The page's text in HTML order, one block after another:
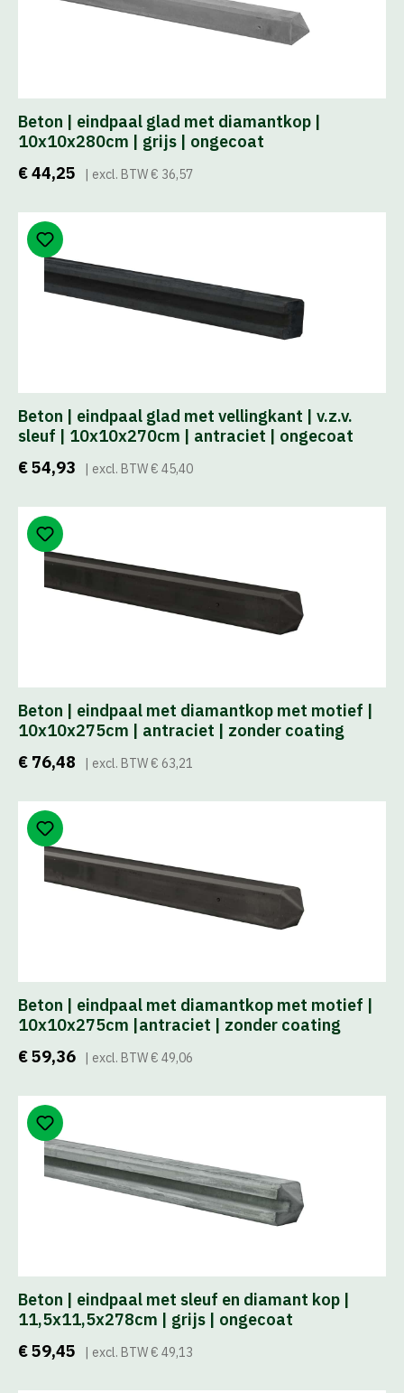
Beton | eindpaal glad met diamantkop |
10x10x280cm | grijs | ongecoat
€ 44,25
| excl. BTW € 36,57
Beton | eindpaal glad met vellingkant | v.z.v.
sleuf | 10x10x270cm | antraciet | ongecoat
€ 54,93
| excl. BTW € 45,40
Beton | eindpaal met diamantkop met motief |
10x10x275cm | antraciet | zonder coating
€ 76,48
| excl. BTW € 63,21
Beton | eindpaal met diamantkop met motief |
10x10x275cm |antraciet | zonder coating
€ 59,36
| excl. BTW € 49,06
Beton | eindpaal met sleuf en diamant kop |
11,5x11,5x278cm | grijs | ongecoat
€ 59,45
| excl. BTW € 49,13